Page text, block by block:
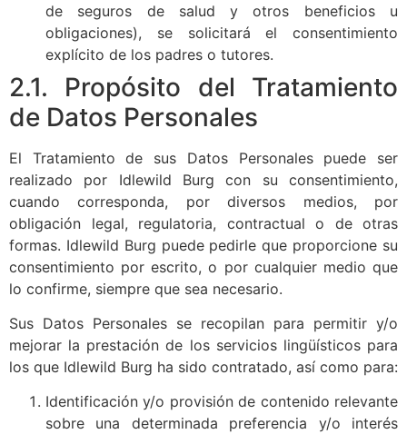
de seguros de salud y otros beneficios u
obligaciones), se solicitará el consentimiento
explícito de los padres o tutores.
2.1. Propósito del Tratamiento
de Datos Personales
El Tratamiento de sus Datos Personales puede ser
realizado por Idlewild Burg con su consentimiento,
cuando corresponda, por diversos medios, por
obligación legal, regulatoria, contractual o de otras
formas. Idlewild Burg puede pedirle que proporcione su
consentimiento por escrito, o por cualquier medio que
lo confirme, siempre que sea necesario.
Sus Datos Personales se recopilan para permitir y/o
mejorar la prestación de los servicios lingüísticos para
los que Idlewild Burg ha sido contratado, así como para:
Identificación y/o provisión de contenido relevante
sobre una determinada preferencia y/o interés